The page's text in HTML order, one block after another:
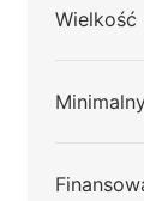
Wielkość